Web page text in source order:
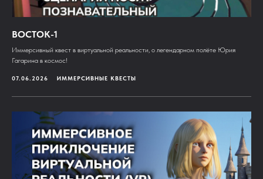
ВОСТОК-1
Иммерсивный квест в виртуальной реальности, о легендарном полёте Юрия
Гагарина в космос!
07.06.2026 ИММЕРСИВНЫЕ КВЕСТЫ